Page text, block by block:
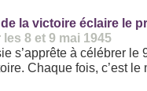
la victoire éclaire le
8 et 9 mai 1945
s’apprête à célébrer le
Chaque fois, c’est le